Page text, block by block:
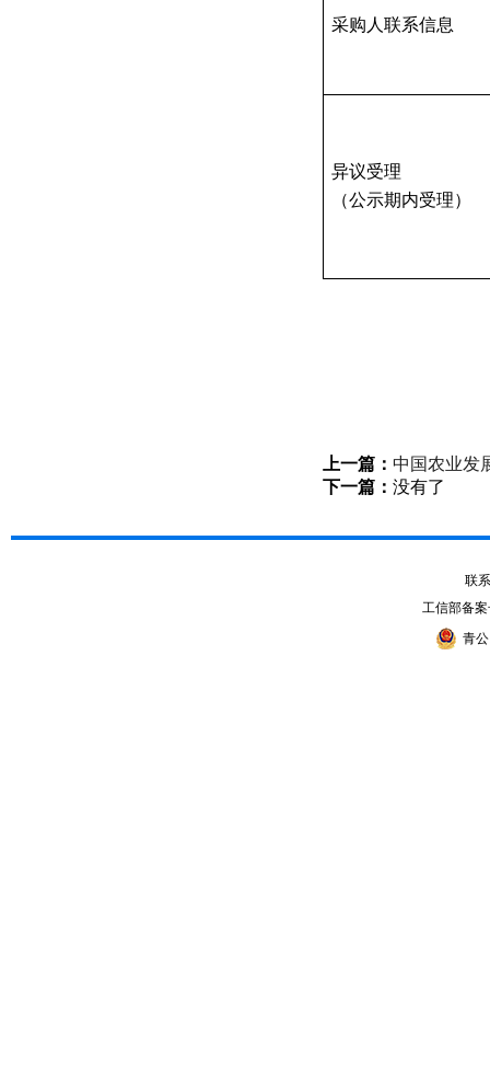
采购 人联系信息
异议受理
（公示期内受理）
上一篇： 中国农业发
下一篇： 没有了
联
工信部备
青公